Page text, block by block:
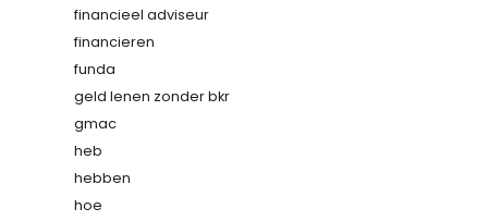
financieel adviseur
financieren
funda
geld lenen zonder bkr
gmac
heb
hebben
hoe